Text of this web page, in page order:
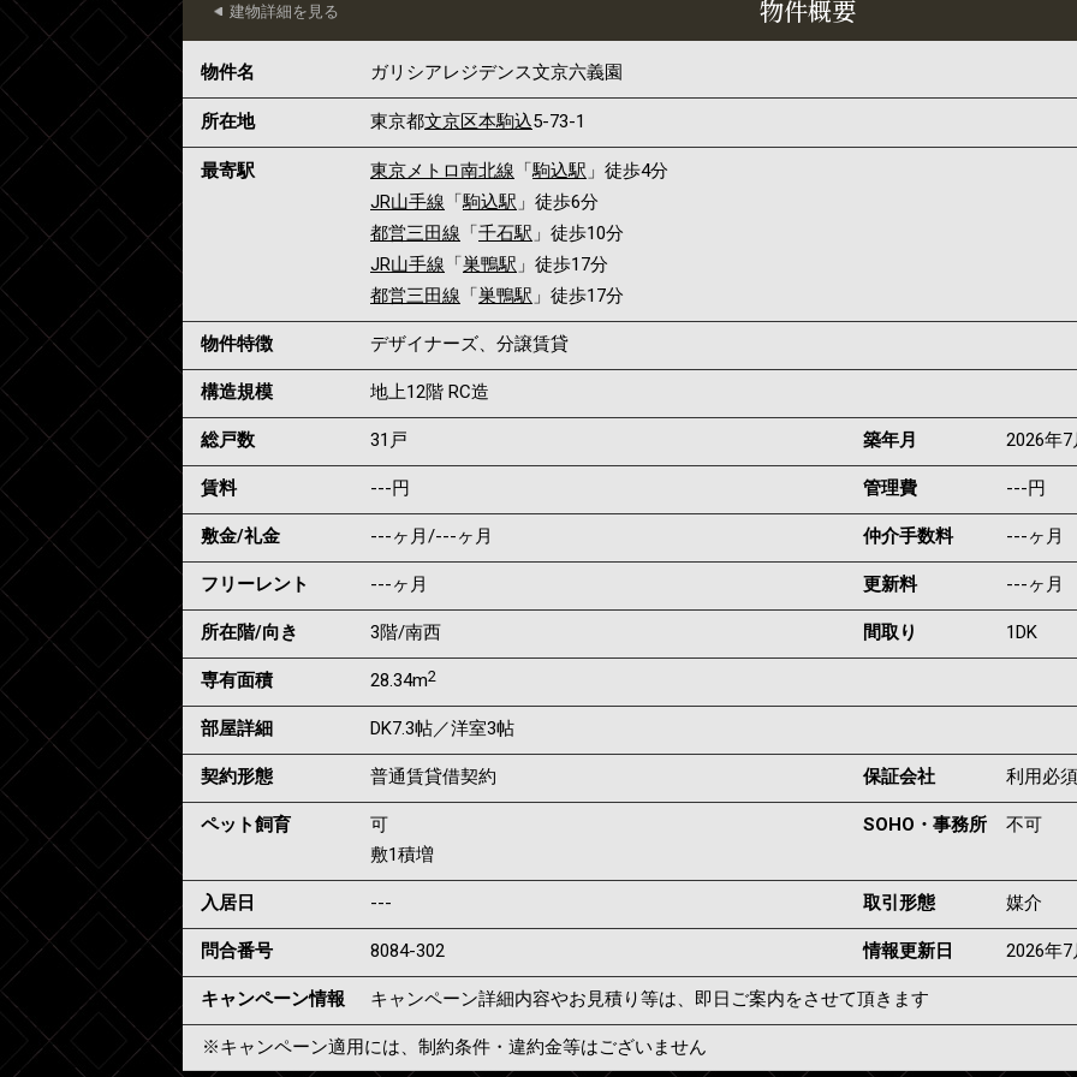
物件概要
建物詳細を見る
物件名 ガリシアレジデンス文京六義園
所在地 東京都文京区本駒込5-73-1
最寄駅 東京メトロ南北線 「駒込駅 」徒歩4分
JR山手線 「駒込駅 」徒歩6分
都営三田線 「千石駅 」徒歩10分
JR山手線 「巣鴨駅 」徒歩17分
都営三田線 「巣鴨駅 」徒歩17分
物件特徴 デザイナーズ、分譲賃貸
構造規模 地上12階 RC造
総戸数 31戸 築年月 2026年7
賃料 ---円 管理費 ---円
敷金/礼金 ---ヶ月/---ヶ月 仲介手数料 ---ヶ月
フリーレント ---ヶ月 更新料 ---ヶ月
所在階/向き 3階/南西 間取り 1DK
専有面積 28.34m2
部屋詳細 DK7.3帖／洋室3帖
契約形態 普通賃貸借契約 保証会社 利用必須
ペット飼育
可
敷1積増
SOHO・事務所 不可
入居日 --- 取引形態 媒介
問合番号 8084-302 情報更新日 2026年
キャンペーン情報 キャンペーン詳細内容やお見積り等は、即日ご案内をさせて頂きます
※キャンペーン適用には、制約条件・違約金等はございません